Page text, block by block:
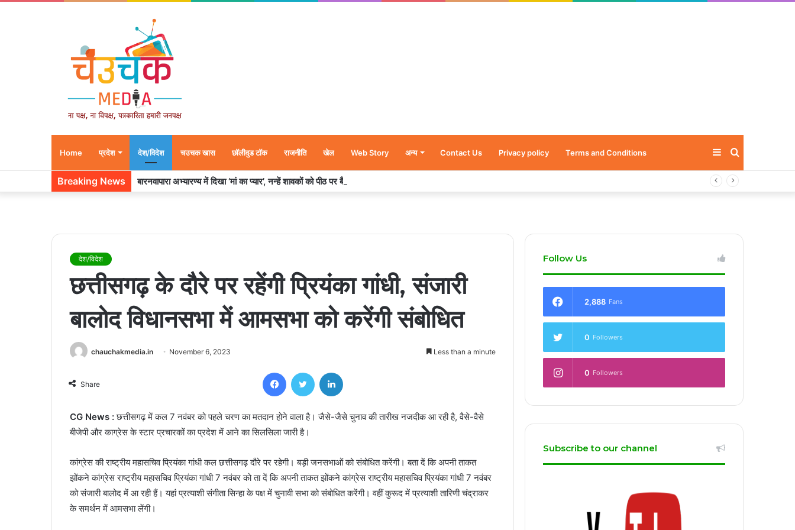
Home प्रदेश देश/विदेश चउचक खास छॉलीवुड टॉक राजनीति खेल Web Story अन्य Contact Us Privacy policy Terms and Conditions Sidebar
Breaking News बारनवापारा अभ्यारण्य में दिखा ‘मां का प्यार’, नन्हें शावकों को पीठ पर बैठाकर घूमती दिखी मादा भालू
देश/विदेश
छत्तीसगढ़ के दौरे पर रहेंगी प्रियंका गांधी, संजारी
बालोद विधानसभा में आमसभा को करेंगी संबोधित
chauchakmedia.in November 6, 2023 Less than a minute
Share
FacebookTwitter
CG News :छत्तीसगढ़ में कल 7 नवंबर को पहले चरण का मतदान होने वाला है। जैसे-जैसे चुनाव की तारीख नजदीक आ रही है, वैसे-वैसे
बीजेपी और काग्रेस के स्टार प्रचारकों का प्रदेश में आने का सिलसिला जारी है।
कांग्रेस की राष्ट्रीय महासचिव प्रियंका गांधी कल छत्तीसगढ़ दौरे पर रहेगी। बड़ी जनसभाओं को संबोधित करेंगी। बता दें कि अपनी ताकत
झोंकने कांग्रेस राष्ट्रीय महासचिव प्रियंका गांधी 7 नवंबर को ता दें कि अपनी ताकत झोंकने कांग्रेस राष्ट्रीय महासचिव प्रियंका गांधी 7 नवंबर
को संजारी बालोद में आ रही हैं। यहां प्रत्याशी संगीता सिन्हा के पक्ष में चुनावी सभा को संबोधित करेंगी। वहीं कुरूद में प्रत्याशी तारिणी चंद्राकर
के समर्थन में आमसभा लेंगी।
Follow Us
2,888 Fans
0 Followers
0 Followers
Subscribe to our channel